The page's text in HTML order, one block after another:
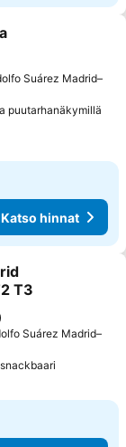
Suárez Madrid–
puutarhanäkymillä
Katso hinnat
T3
Suárez Madrid–